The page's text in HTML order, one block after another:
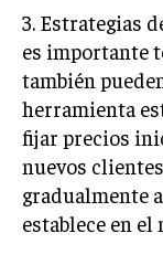
TALENTOS
3. Estrategias
es importante
también
herramienta
fijar precios
nuevos
gradualmente
establece en el